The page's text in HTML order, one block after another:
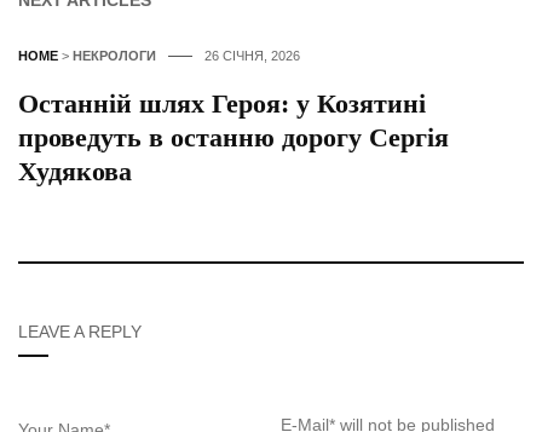
HOME > НЕКРОЛОГИ 26 СІЧНЯ, 2026
Останній шлях Героя: у Козятині
проведуть в останню дорогу Сергія
Худякова
LEAVE A REPLY